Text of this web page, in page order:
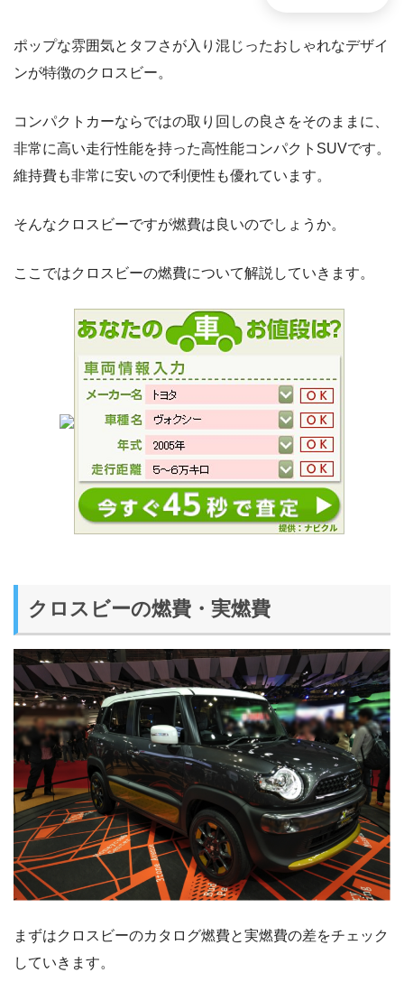
ポップな雰囲気とタフさが入り混じったおしゃれなデザイ
ンが特徴のクロスビー。
コンパクトカーならではの取り回しの良さをそのままに、
非常に高い走行性能を持った高性能コンパクトSUVです。
維持費も非常に安いので利便性も優れています。
そんなクロスビーですが燃費は良いのでしょうか。
ここではクロスビーの燃費について解説していきます。
クロスビーの燃費・実燃費
まずはクロスビーのカタログ燃費と実燃費の差をチェック
していきます。